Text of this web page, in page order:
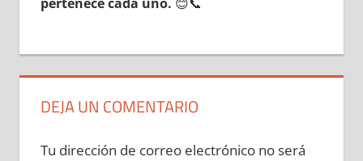
DEJA UN COMENTARIO
Tu dirección de correo electrónico no será